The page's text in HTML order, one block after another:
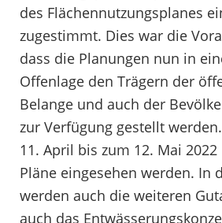
des Flächennutzungsplanes
zugestimmt. Dies war die
dass die Planungen nun in
Offenlage den Trägern der
Belange und auch der
zur Verfügung gestellt
11. April bis zum 12. Mai
Pläne eingesehen werden. In
werden auch die weiteren
auch das